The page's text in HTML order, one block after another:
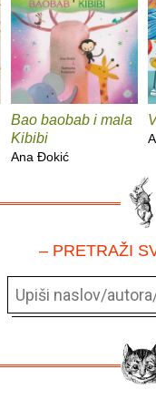
Bao baobab i mala
Kibibi
Ana Ðokić
– PRETRAŽI